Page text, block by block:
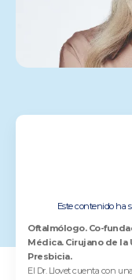
Este contenido ha
Oftalmólogo. Co-
Médica. Cirujano de la
Presbicia.
El Dr. Llovet cuenta con